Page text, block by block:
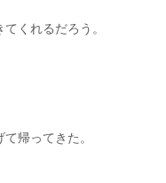
くれるだろう。
帰ってきた。